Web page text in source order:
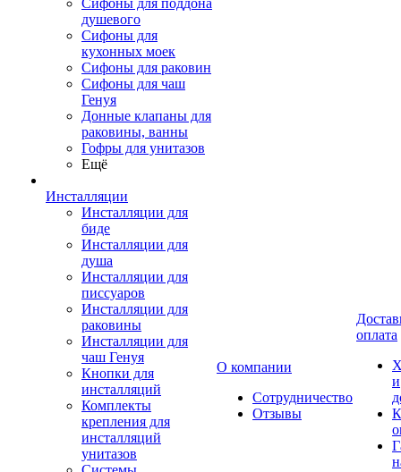
Сифоны для поддона
душевого
Сифоны для
кухонных моек
Сифоны для раковин
Сифоны для чаш
Генуя
Донные клапаны для
раковины, ванны
Гофры для унитазов
Ещё
Инсталляции
Инсталляции для
биде
Инсталляции для
душа
Инсталляции для
писсуаров
Инсталляции для
раковины
Инсталляции для
чаш Генуя
Кнопки для
инсталляций
Комплекты
крепления для
инсталляций
унитазов
О компании
Сотрудничество
Отзывы
оплата
и